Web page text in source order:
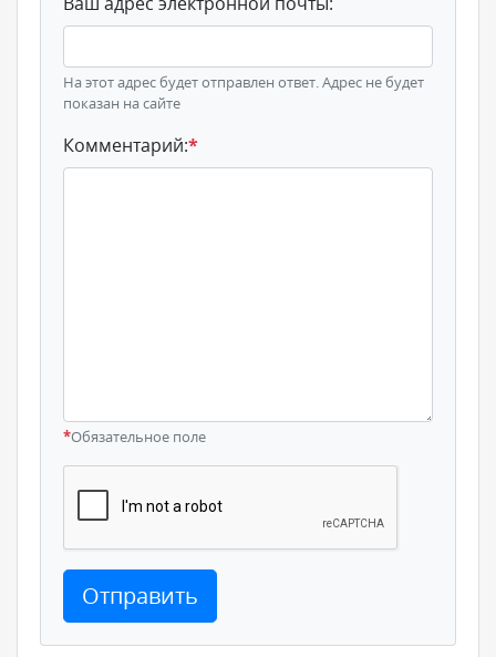
На этот адрес будет отправлен ответ. Адрес не будет
показан на сайте
Комментарий:*
*Обязательное поле
Отправить